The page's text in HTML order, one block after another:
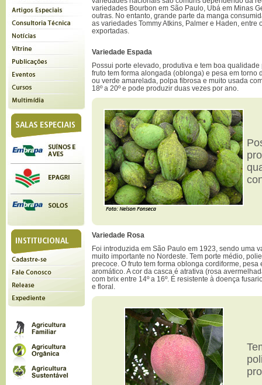
variedades Bourbon em São Paulo, Ubá em Minas
outras. No entanto, grande parte da manga
as variedades Tommy Atkins, Palmer e Haden, entre
exportadas.
Variedade Espada
Possui porte elevado, produtiva e tem boa
fruto tem forma alongada (oblonga) e pesa em torno
ou verde amarelada, polpa fibrosa e muito usada
18º a 20º e pode produzir duas vezes por ano.
Variedade Rosa
Foi introduzida em São Paulo em 1923, sendo uma
muito importante no Nordeste. Tem porte médio,
precoce. O fruto tem forma oblonga cordiforme, pesa
aromático. A cor da casca é atrativa (rosa
com brix entre 14º a 16º. É resistente à doença
e floral.